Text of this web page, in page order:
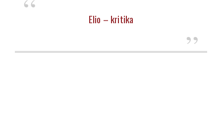
Elio – kritika